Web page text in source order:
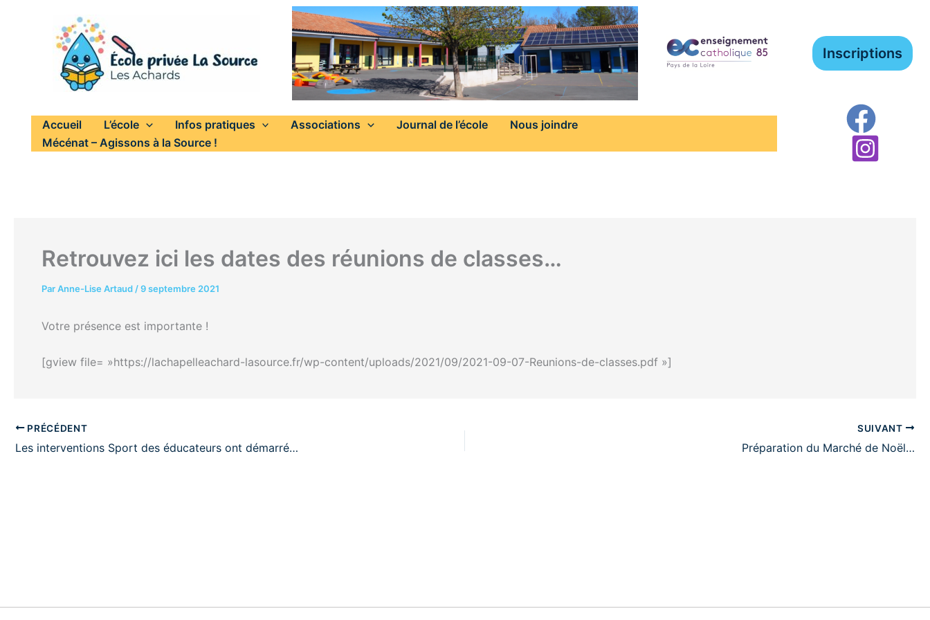
Inscriptions
Accueil L’école Infos pratiques Associations Journal de l’école
Nous joindre
Mécénat – Agissons à la Source !
Retrouvez ici les dates des réunions de classes…
ParAnne-Lise Artaud /9 septembre 2021
Votre présence est importante !
[gview file= »https://lachapelleachard-lasource.fr/wp-content/uploads/2021/09/2021-09-07-Reunions-de-classes.pdf »]
PRÉCÉDENT
Les interventions Sport des éducateurs ont démarré…
SUIVANT
Préparation du Marché de Noël…